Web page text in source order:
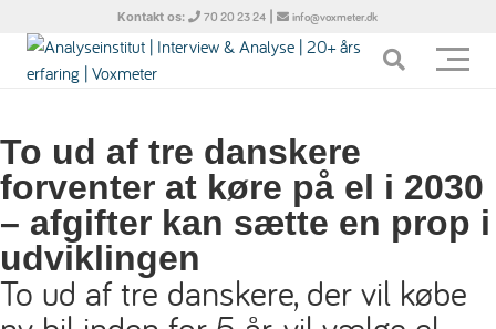
Kontakt os: 70 20 23 24 | info@voxmeter.dk
To ud af tre danskere
forventer at køre på el i 2030
– afgifter kan sætte en prop i
udviklingen
To ud af tre danskere, der vil købe